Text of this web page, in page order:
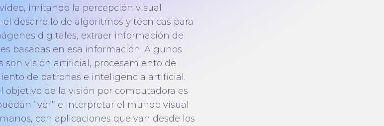
imitando la percepción visual
desarrollo de algoritmos y técnicas para
digitales, extraer información de
basadas en esa información. Algunos
son visión artificial, procesamiento de
de patrones e inteligencia artificial.
objetivo de la visión por computadora es
“ver” e interpretar el mundo visual
con aplicaciones que van desde los